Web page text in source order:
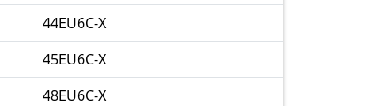
44EU6C-X
45EU6C-X
48EU6C-X